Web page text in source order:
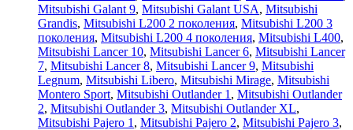
Mitsubishi Galant 9, Mitsubishi Galant USA, Mitsubishi
Grandis, Mitsubishi L200 2 поколения, Mitsubishi L200 3
поколения, Mitsubishi L200 4 поколения, Mitsubishi L400,
Mitsubishi Lancer 10, Mitsubishi Lancer 6, Mitsubishi Lancer
7, Mitsubishi Lancer 8, Mitsubishi Lancer 9, Mitsubishi
Legnum, Mitsubishi Libero, Mitsubishi Mirage, Mitsubishi
Montero Sport, Mitsubishi Outlander 1 , Mitsubishi Outlander
2, Mitsubishi Outlander 3, Mitsubishi Outlander XL,
Mitsubishi Pajero 1 , Mitsubishi Pajero 2, Mitsubishi Pajero 3,